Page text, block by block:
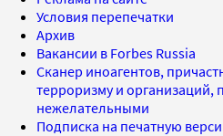
Условия перепечатки
Архив
Вакансии в Forbes Russia
Сканер иноагентов,
терроризму и организаций,
нежелательными
Подписка на печатную